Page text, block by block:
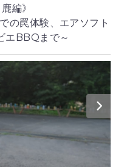
編》
の罠体験、エアソフト
エBBQまで～